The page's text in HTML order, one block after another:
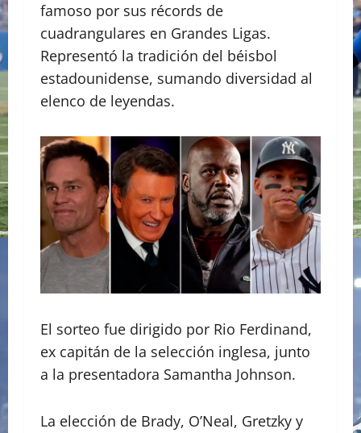
famoso por sus récords de
cuadrangulares en Grandes Ligas.
Representó la tradición del béisbol
estadounidense, sumando diversidad al
elenco de leyendas.
El sorteo fue dirigido por Rio Ferdinand,
ex capitán de la selección inglesa, junto
a la presentadora Samantha Johnson.
La elección de Brady, O’Neal, Gretzky y